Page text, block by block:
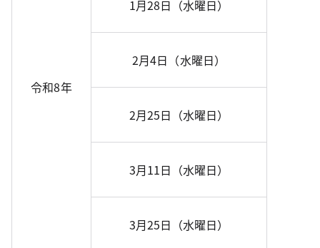
令和8年
1月28日（水曜日）
2月4日（水曜日）
2月25日（水曜日）
3月11日（水曜日）
3月25日（水曜日）